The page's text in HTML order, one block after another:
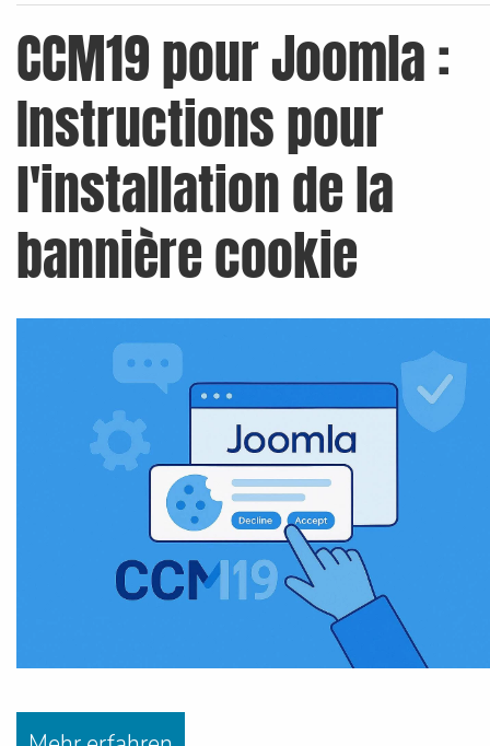
CCM19 pour Joomla :
Instructions pour
l'installation de la
bannière cookie